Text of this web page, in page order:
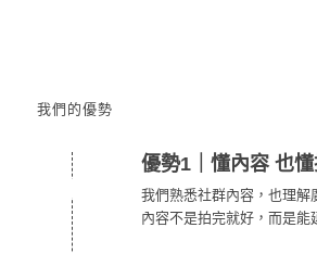
我們的優勢
優勢1｜懂內容 也
我們熟悉社群內容，也理解
內容不是拍完就好，而是能